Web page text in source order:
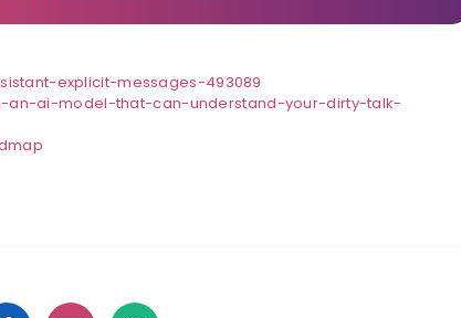
explicit-messages-493089
an-ai-model-that-can-understand-your-dirty-talk-